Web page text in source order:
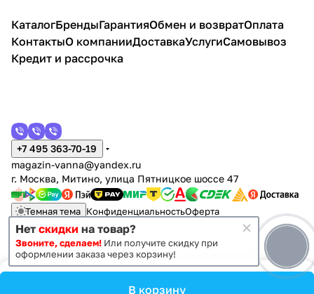
В корзину
КаталогБрендыГарантияОбмен и возвратОплата
КонтактыО компанииДоставкаУслугиСамовывоз
Кредит и рассрочка
+7 495 363-70-19
magazin-vanna@yandex.ru
г. Москва, Митино, улица Пятницкое шоссе 47
Темная тема КонфиденциальностьОферта
© 2011 - 2026 Vanna-vanna.ru
Нет скидки на товар?
Звоните, сделаем! Или получите скидку при
оформлении заказа через корзину!